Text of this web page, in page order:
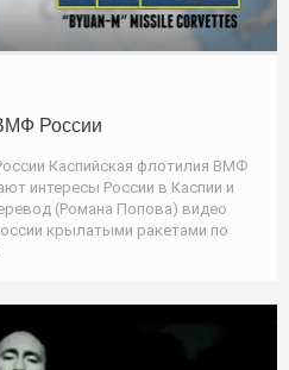
России
Каспийская флотилия ВМФ
интересы России в Каспии и
(Романа Попова) видео
крылатыми ракетами по